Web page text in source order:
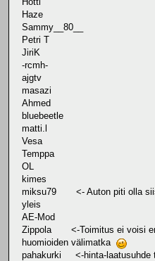
Haze
Sammy__80__
Petri T
JiriK
-rcmh-
ajgtv
masazi
Ahmed
bluebeetle
matti.l
Vesa
Temppa
OL
kimes
miksu79 <- Auton piti olla
yleis
AE-Mod
Zippola <-Toimitus ei voisi
huomioiden välimatka
pahakurki <-hinta-laatusuhde